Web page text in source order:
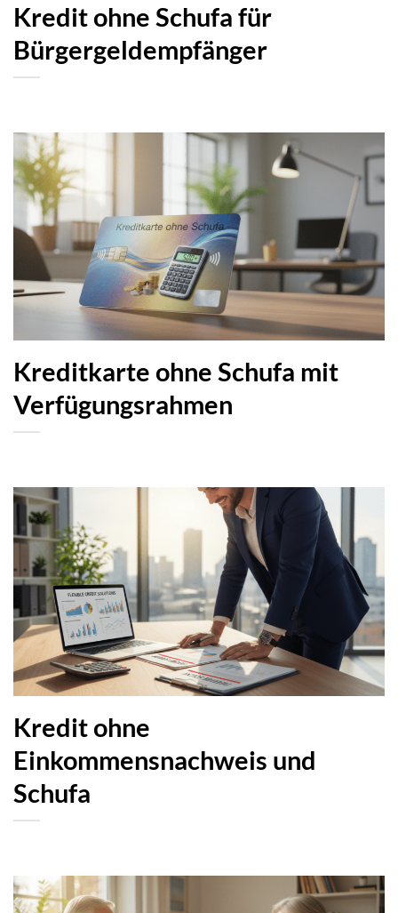
Kredit ohne Schufa für
Bürgergeldempfänger
Kreditkarte ohne Schufa mit
Verfügungsrahmen
Kredit ohne
Einkommensnachweis und
Schufa